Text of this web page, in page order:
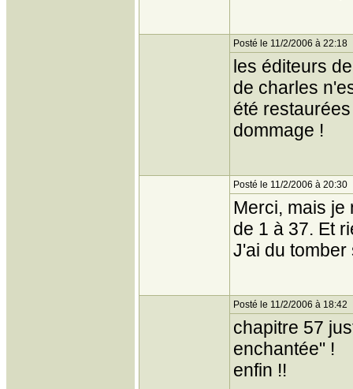
Posté le 11/2/2006 à 22:18
les éditeurs
de charles
été
dommage !
Posté le 11/2/2006 à 20:30
Merci, mais je
de 1 à 37. Et
J'ai du tomber
Posté le 11/2/2006 à 18:42
chapitre 57
enchantée" !
enfin !!